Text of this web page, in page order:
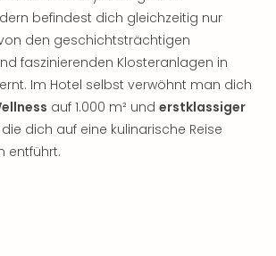
befindest dich gleichzeitig nur
den geschichtsträchtigen
faszinierenden Klosteranlagen in
Im Hotel selbst verwöhnt man dich
auf 1.000 m² und erstklassiger
die dich auf eine kulinarische Reise
entführt.